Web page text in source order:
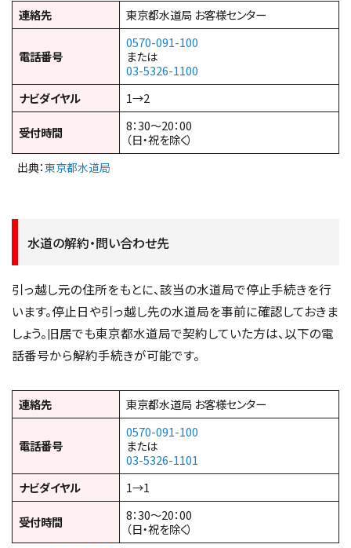
連絡先 東京都水道局 お客様センター
電話番号
0570-091-100
または
03-5326-1100
ナビダイヤル
1→2
受付時間
8：30〜20：00
（日・祝を除く）
出典：東京都水道局
水道の解約・問い合わせ先
引っ越し元の住所をもとに、該当の水道局で停止手続きを行
います。停止日や引っ越し先の水道局を事前に確認しておきま
しょう。旧居でも東京都水道局で契約していた方は、以下の電
話番号から解約手続きが可能です。
連絡先 東京都水道局 お客様センター
電話番号
0570-091-100
または
03-5326-1101
ナビダイヤル
1→1
受付時間
8：30〜20：00
（日・祝を除く）